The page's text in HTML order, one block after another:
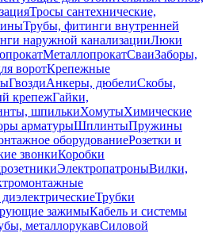
Тросы сантехнические,
Трубы, фитинги внутренней
наружной канализацииЛюки
МеталлопрокатСваиЗаборы,
воротКрепежные
ГвоздиАнкеры, дюбелиСкобы,
крепежГайки,
шпилькиХомутыХимические
арматурыШплинтыПружины
оборудованиеРозетки и
звонкиКоробки
ЭлектропатроныВилки,
Трубки
зажимыКабель и системы
металлорукавСиловой